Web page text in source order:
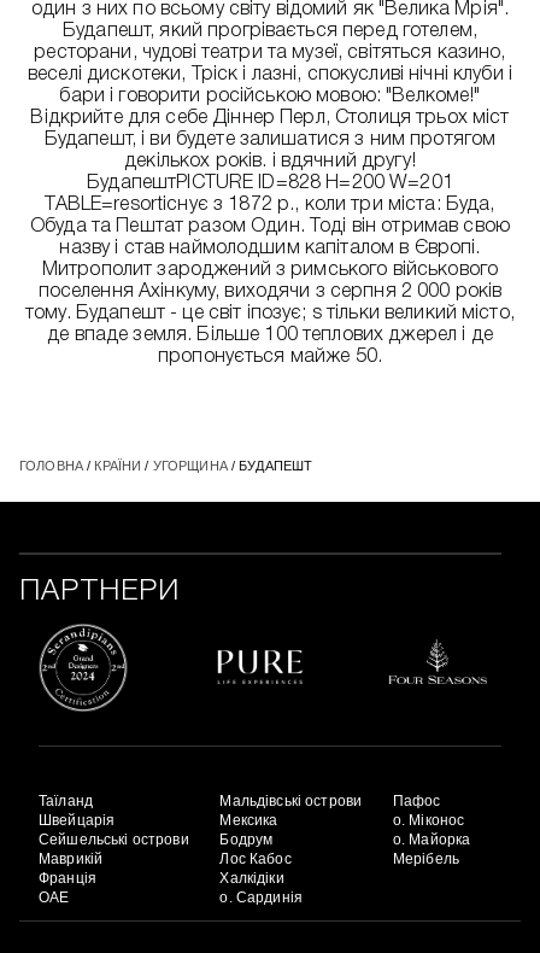
один з них по всьому світу відомий як "Велика Мрія".
Будапешт, який прогрівається перед готелем,
ресторани, чудові театри та музеї, світяться казино,
веселі дискотеки, Тріск і лазні, спокусливі нічні клуби і
бари і говорити російською мовою: "Велкоме!"
Відкрийте для себе Діннер Перл, Столиця трьох міст
Будапешт, і ви будете залишатися з ним протягом
декількох років. і вдячний другу!
БудапештPICTURE ID=828 H=200 W=201
TABLE=resortіснує з 1872 р., коли три міста: Буда,
Обуда та Пештат разом Один. Тоді він отримав свою
назву і став наймолодшим капіталом в Європі.
Митрополит зароджений з римського військового
поселення Ахінкуму, виходячи з серпня 2 000 років
тому. Будапешт - це світ іпозує; s тільки великий місто,
де впаде земля. Більше 100 теплових джерел і де
пропонується майже 50.
ГОЛОВНА/ КРАЇНИ / УГОРЩИНА/ БУДАПЕШТ
ПАРТНЕРИ
Таїланд
Швейцарія
Сейшельські острови
Маврикій
Франція
ОАЕ
Мальдівські острови
Мексика
Бодрум
Лос Кабос
Халкідіки
о. Сардинія
Пафос
о. Міконос
о. Майорка
Мерібель